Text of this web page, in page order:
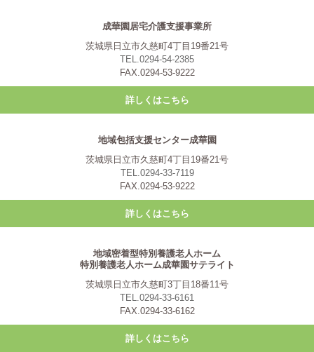
成華園居宅介護支援事業所
茨城県日立市久慈町4丁目19番21号
TEL.0294-54-2385
FAX.0294-53-9222
詳しくはこちら
地域包括支援センター成華園
茨城県日立市久慈町4丁目19番21号
TEL.0294-33-7119
FAX.0294-53-9222
詳しくはこちら
地域密着型特別養護老人ホーム
特別養護老人ホーム成華園サテライト
茨城県日立市久慈町3丁目18番11号
TEL.0294-33-6161
FAX.0294-33-6162
詳しくはこちら